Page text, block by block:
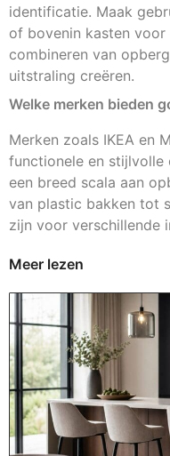
identificatie. Maak
of bovenin kasten
combineren van
uitstraling creëren.
Welke merken bieden
Merken zoals IKEA en
functionele en stijlvolle
een breed scala aan
van plastic bakken tot
zijn voor verschillende
Meer lezen